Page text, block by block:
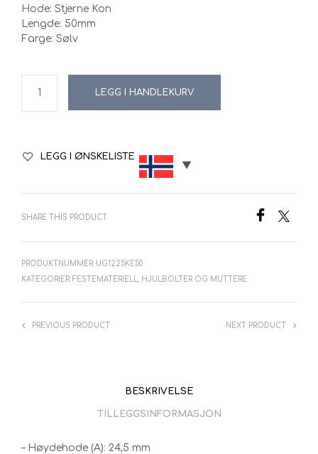
Hode: Stjerne Kon
Lengde: 50mm
Farge: Sølv
LEGG I HANDLEKURV
LEGG I ØNSKELISTE
SHARE THIS PRODUCT
PRODUKTNUMMER: UG1225KE50
KATEGORIER: FESTEMATERIELL HJULBOLTER OG MUTTERE
PREVIOUS PRODUCT NEXT PRODUCT
BESKRIVELSE
TILLEGGSINFORMASJON
– Høydehode (A): 24,5 mm